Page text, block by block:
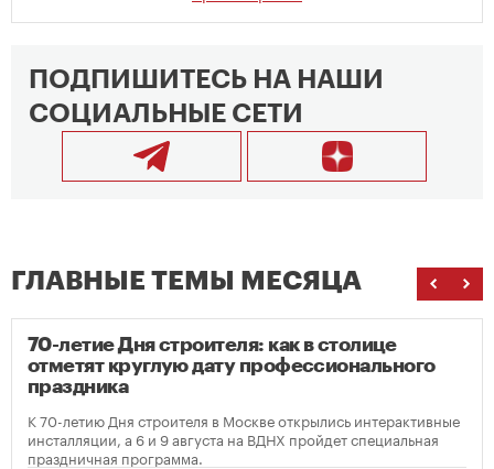
ПОДПИШИТЕСЬ НА НАШИ
СОЦИАЛЬНЫЕ СЕТИ
ГЛАВНЫЕ ТЕМЫ МЕСЯЦА
70-летие Дня строителя: как в столице
отметят круглую дату профессионального
праздника
К 70-летию Дня строителя в Москве открылись интерактивные
инсталляции, а 6 и 9 августа на ВДНХ пройдет специальная
праздничная программа.